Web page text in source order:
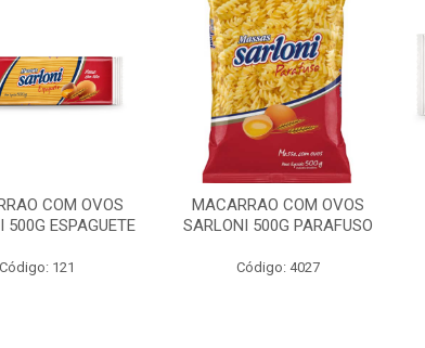
COM OVOS
500G ESPAGUETE
Código: 121
MACARRAO COM OVOS
SARLONI 500G PARAFUSO
Código: 4027